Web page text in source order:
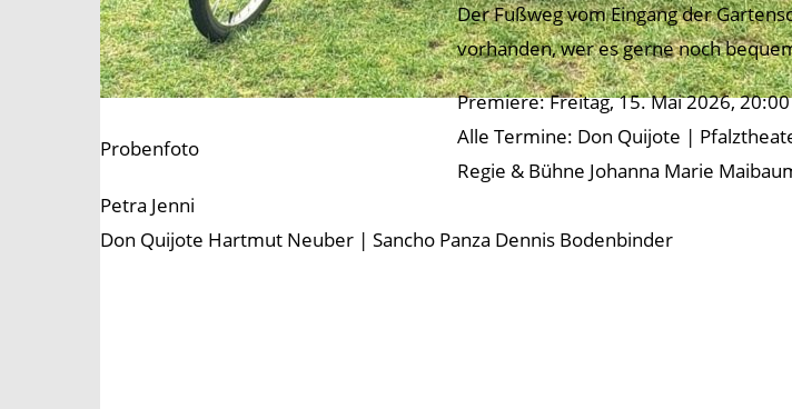
Probenfoto
Der Fußweg vom Eingang der
vorhanden, wer es gerne noch
Premiere: Freitag, 15. Mai 2026,
Alle Termine: Don Quijote |
Regie & Bühne Johanna Marie
Petra Jenni
Don Quijote Hartmut Neuber | Sancho Panza Dennis Bodenbinder